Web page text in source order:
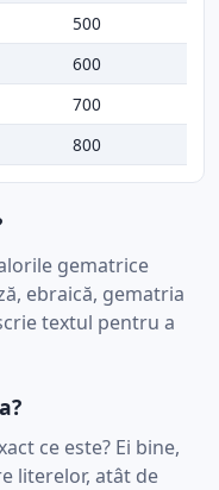
500
600
700
800
gematrice
ebraică, gematria
textul pentru a
ce este? Ei bine,
literelor, atât de